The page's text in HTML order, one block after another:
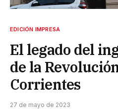
EDICIÓN IMPRESA
El legado del
de la
Corrientes
27 de mayo de 2023